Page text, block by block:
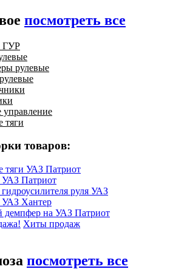
посмотреть все
ГУР
рулевые
управление
тяги
товаров:
тяги УАЗ Патриот
УАЗ Патриот
руля УАЗ
УАЗ Хантер
демпфер на УАЗ Патриот
Хиты продаж
посмотреть все